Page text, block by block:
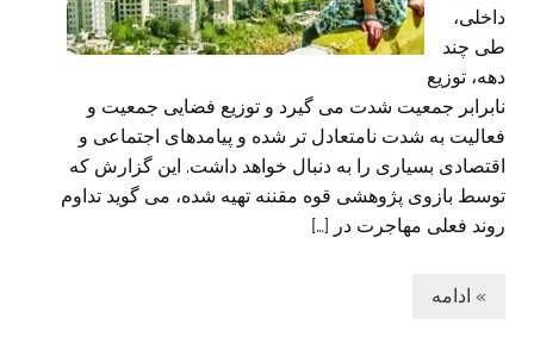
داخلی،
طی چند
دهه، توزیع
نابرابر جمعیت شدت می گیرد و توزیع فضایی جمعیت و
فعالیت به شدت نامتعادل تر شده و پیامدهای اجتماعی و
اقتصادی بسیاری را به دنبال خواهد داشت. این گزارش که
توسط بازوی پژوهشی قوه مقننه تهیه شده، می گوید تداوم
روند فعلی مهاجرت در […]
» ادامه